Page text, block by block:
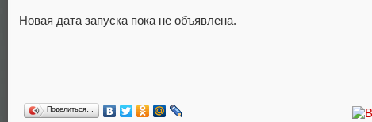
Новая дата запуска пока не объявлена.
Поделиться…